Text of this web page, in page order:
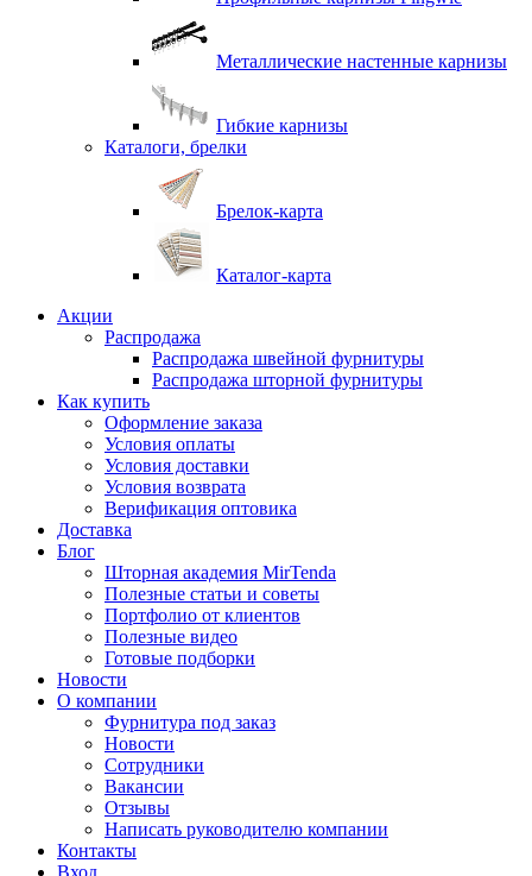
Металлические настенные карнизы
Гибкие карнизы
Каталоги, брелки
Брелок-карта
Каталог-карта
Акции
Распродажа
Распродажа швейной фурнитуры
Распродажа шторной фурнитуры
Как купить
Оформление заказа
Условия оплаты
Условия доставки
Условия возврата
Верификация оптовика
Доставка
Блог
Шторная академия MirTenda
Полезные статьи и советы
Портфолио от клиентов
Полезные видео
Готовые подборки
Новости
О компании
Фурнитура под заказ
Новости
Сотрудники
Вакансии
Отзывы
Написать руководителю компании
Контакты
Вход